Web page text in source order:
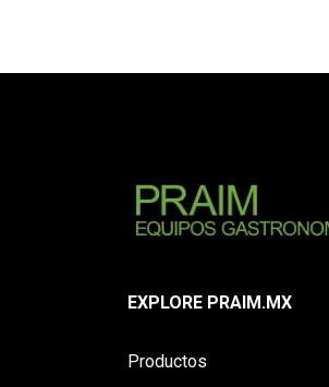
EXPLORE PRAIM.MX
Productos